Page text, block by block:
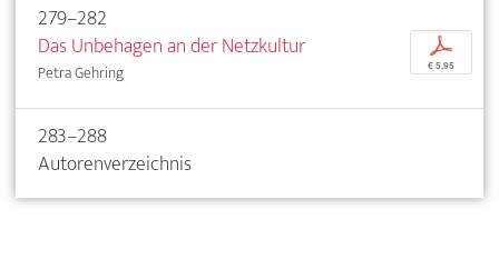
279–282
Das Unbehagen an der Netzkultur
Petra Gehring
p
€ 5,95
283–288
Autorenverzeichnis